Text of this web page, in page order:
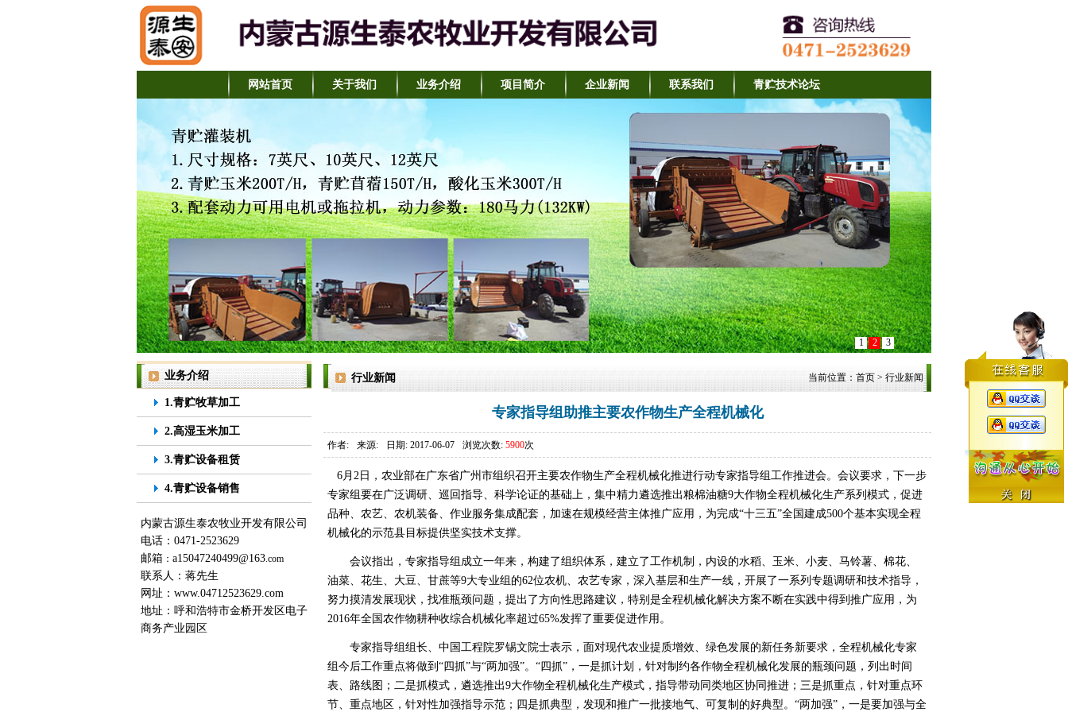
网站首页 关于我们 业务介绍 项目简介 企业新闻 联系我们 青贮技术论坛
1 2 3
业务介绍
1.青贮牧草加工
2.高湿玉米加工
3.青贮设备租赁
4.青贮设备销售
内蒙古源生泰农牧业开发有限公司
电话：0471-2523629
邮箱 ： a15047240499@163.com
联系人：蒋先生
网址： www.04712523629.com
地址：呼和浩特市金桥开发区电子
商务产业园区
行业新闻 当前位置： 首页 > 行业新闻
专家指导组助推主要农作物生产全程机械化
作者: 来源: 日期: 2017-06-07 浏览次数: 5900次
6月2日，农业部在广东省广州市组织召开主要农作物生产全程机械化推进行动专家指导组工作推进会。会议要求，下一步
专家组要在广泛调研、巡回指导、科学论证的基础上，集中精力遴选推出粮棉油糖9大作物全程机械化生产系列模式，促进
品种、农艺、农机装备、作业服务集成配套，加速在规模经营主体推广应用，为完成“十三五”全国建成500个基本实现全程
机械化的示范县目标提供坚实技术支撑。
会议指出，专家指导组成立一年来，构建了组织体系，建立了工作机制，内设的水稻、玉米、小麦、马铃薯、棉花、
油菜、花生、大豆、甘蔗等9大专业组的62位农机、农艺专家，深入基层和生产一线，开展了一系列专题调研和技术指导，
努力摸清发展现状，找准瓶颈问题，提出了方向性思路建议，特别是全程机械化解决方案不断在实践中得到推广应用，为
2016年全国农作物耕种收综合机械化率超过65%发挥了重要促进作用。
专家指导组组长、中国工程院罗锡文院士表示，面对现代农业提质增效、绿色发展的新任务新要求，全程机械化专家
组今后工作重点将做到“四抓”与“两加强”。“四抓”，一是抓计划，针对制约各作物全程机械化发展的瓶颈问题，列出时间
表、路线图；二是抓模式，遴选推出9大作物全程机械化生产模式，指导带动同类地区协同推进；三是抓重点，针对重点环
节、重点地区，针对性加强指导示范；四是抓典型，发现和推广一批接地气、可复制的好典型。“两加强”，一是要加强与全